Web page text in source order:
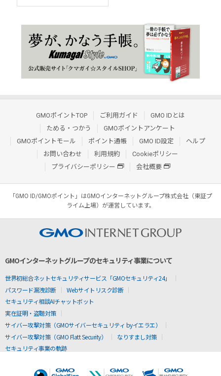
GMOポイントTOP ご利用ガイド
GMO IDとは
ためる・つかう
GMOポイントアンケート
GMOポイントモール
ポイント通帳 GMO ID設定
ヘルプ
お問い合わせ
利用規約
Cookieポリシー
プライバシーポリシー
会社概要
「GMO ID/GMOポイント」はGMOインターネットグループ株式会社（東証プ
ライム上場）が運営しています。
GMOインターネットグループのセキュリティ事業について
世界初総合ネットセキュリティサービス「GMOセキュリティ24」
パスワード漏洩診断
Webサイトリスク診断
セキュリティ相談AIチャットボット
実在証明・盗聴対策
サイバー攻撃対策（GMOサイバーセキュリティ byイエラエ）
サイバー攻撃対策（GMO Flatt Security）
なりすまし対策
セキュリティ事業の軌跡